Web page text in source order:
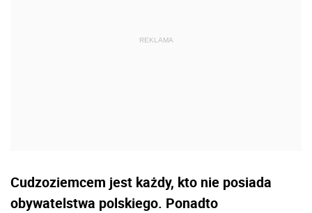
Cudzoziemcem jest każdy, kto nie posiada
obywatelstwa polskiego. Ponadto